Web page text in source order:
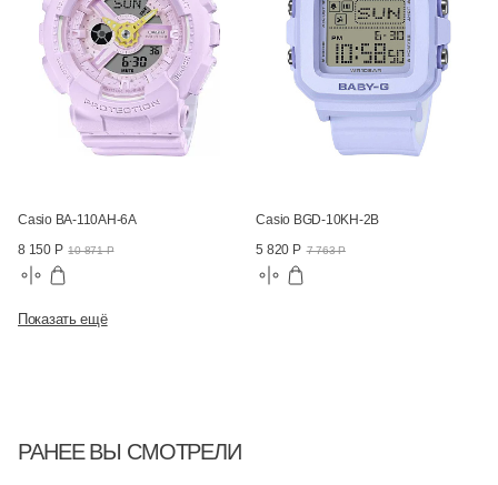
Casio BA-110AH-6A
8 150 Р 10 871 Р
Casio BGD-10KH-2B
5 820 Р 7 763 Р
Показать ещё
РАНЕЕ ВЫ СМОТРЕЛИ